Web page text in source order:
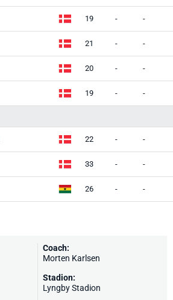
19 - -
21 - -
20 - -
19 - -
22 - -
33 - -
26 - -
Coach:
Morten Karlsen
Stadion:
Lyngby Stadion